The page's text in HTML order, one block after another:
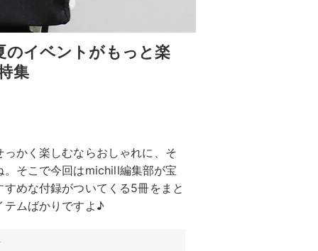
イベントがもっと楽
集
かく楽しむならおしゃれに、そ
そこで今回はmichill編集部が宝
めな付録がついてくる5冊をまと
ムばかりですよ♪